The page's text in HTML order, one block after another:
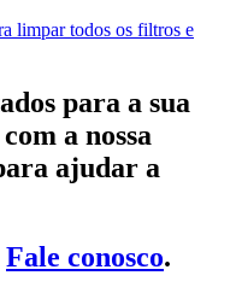
limpar todos os filtros e
para a sua
a nossa
ajudar a
Fale conosco.